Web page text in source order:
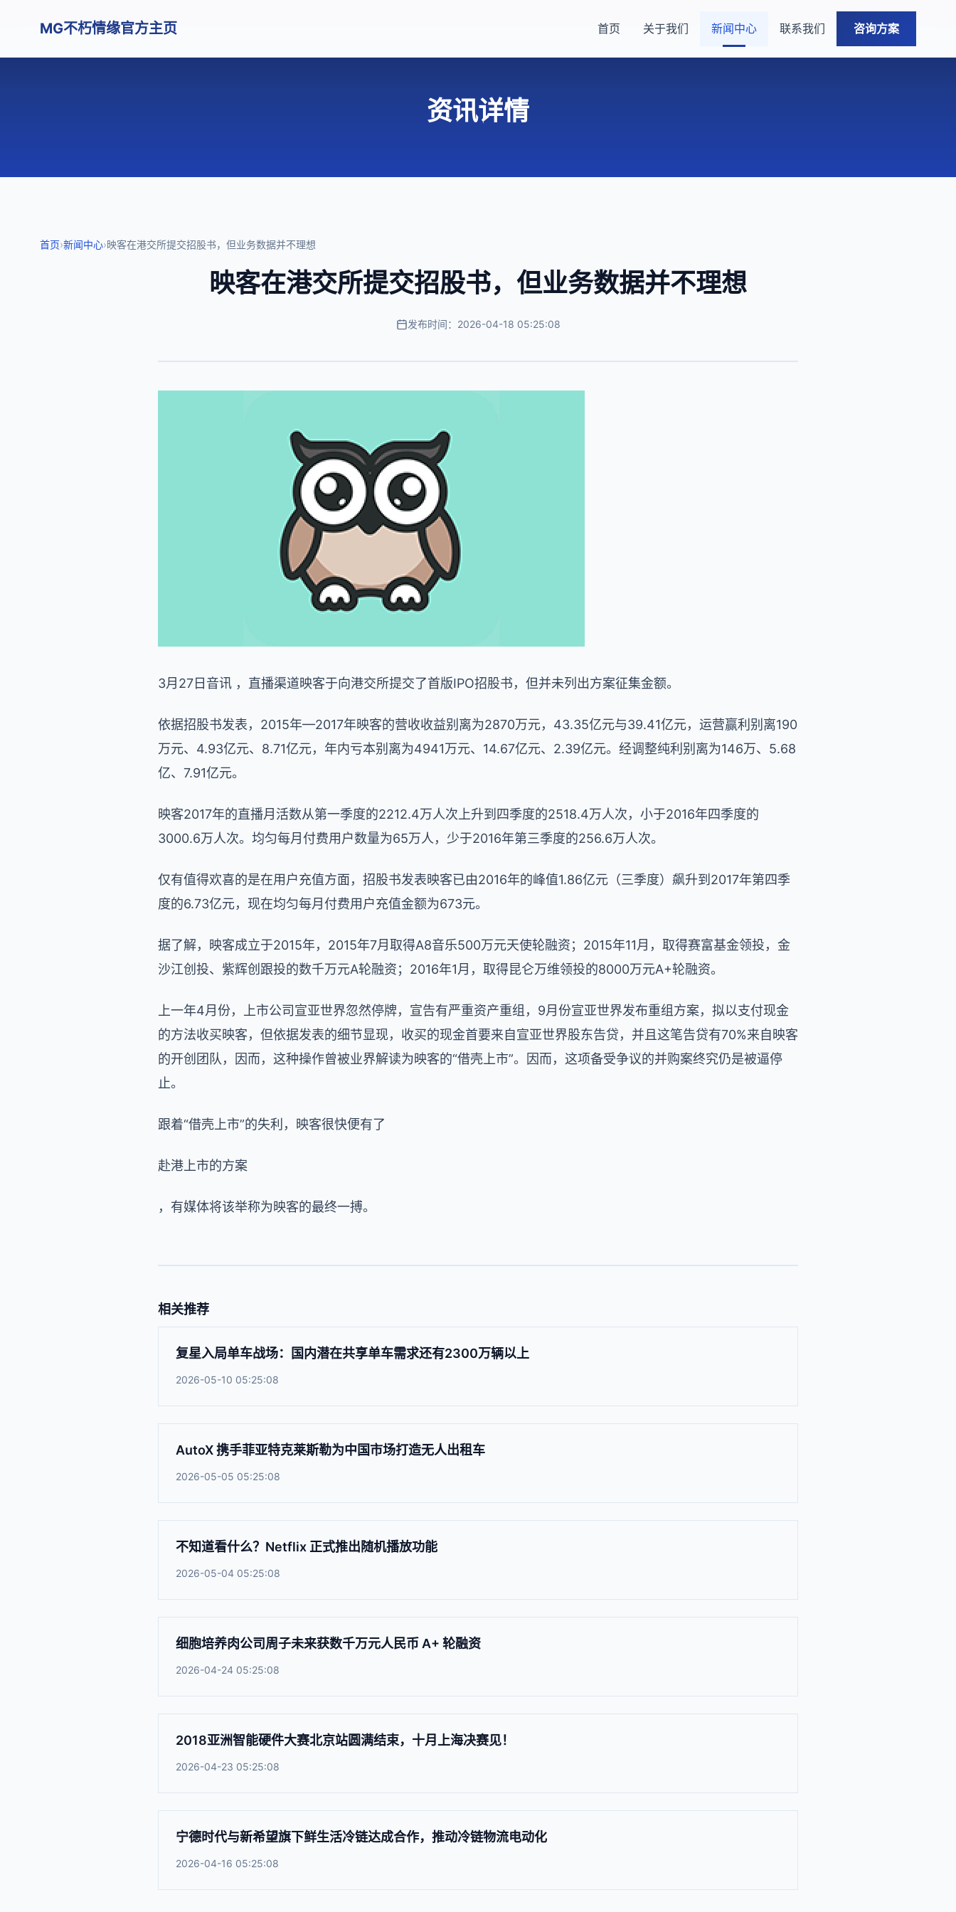
MG不朽情缘官方主页 首页 关于我们 新闻中心 联系我们 咨询方案
资讯详情
首页›新闻中心›映客在港交所提交招股书，但业务数据并不理想
映客在港交所提交招股书，但业务数据并不理想
发布时间：2026-04-18 05:25:08
3月27日音讯 ，直播渠道映客于向港交所提交了首版IPO招股书，但并未列出方案征集金额。
依据招股书发表，2015年—2017年映客的营收收益别离为2870万元，43.35亿元与39.41亿元，运营赢利别离190
万元、4.93亿元、8.71亿元，年内亏本别离为4941万元、14.67亿元、2.39亿元。经调整纯利别离为146万、5.68
亿、7.91亿元。
映客2017年的直播月活数从第一季度的2212.4万人次上升到四季度的2518.4万人次，小于2016年四季度的
3000.6万人次。均匀每月付费用户数量为65万人，少于2016年第三季度的256.6万人次。
仅有值得欢喜的是在用户充值方面，招股书发表映客已由2016年的峰值1.86亿元（三季度）飙升到2017年第四季
度的6.73亿元，现在均匀每月付费用户充值金额为673元。
据了解，映客成立于2015年，2015年7月取得A8音乐500万元天使轮融资；2015年11月，取得赛富基金领投，金
沙江创投、紫辉创跟投的数千万元A轮融资；2016年1月，取得昆仑万维领投的8000万元A+轮融资。
上一年4月份，上市公司宣亚世界忽然停牌，宣告有严重资产重组，9月份宣亚世界发布重组方案，拟以支付现金
的方法收买映客，但依据发表的细节显现，收买的现金首要来自宣亚世界股东告贷，并且这笔告贷有70%来自映客
的开创团队，因而，这种操作曾被业界解读为映客的“借壳上市”。因而，这项备受争议的并购案终究仍是被逼停
止。
跟着“借壳上市”的失利，映客很快便有了
赴港上市的方案
，有媒体将该举称为映客的最终一搏。
相关推荐
复星入局单车战场：国内潜在共享单车需求还有2300万辆以上
2026-05-10 05:25:08
AutoX 携手菲亚特克莱斯勒为中国市场打造无人出租车
2026-05-05 05:25:08
不知道看什么？Netflix 正式推出随机播放功能
2026-05-04 05:25:08
细胞培养肉公司周子未来获数千万元人民币 A+ 轮融资
2026-04-24 05:25:08
2018亚洲智能硬件大赛北京站圆满结束，十月上海决赛见！
2026-04-23 05:25:08
宁德时代与新希望旗下鲜生活冷链达成合作，推动冷链物流电动化
2026-04-16 05:25:08